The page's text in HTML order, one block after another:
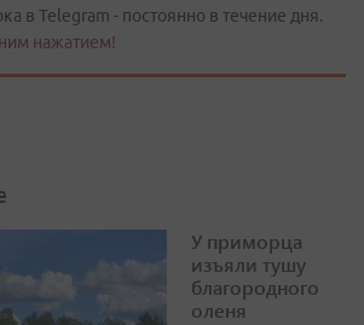
в Telegram - постоянно в течение дня.
нажатием!
У приморца
изъяли тушу
благородного
оленя